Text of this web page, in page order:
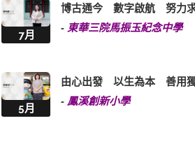
7月
博古通今 數字啟航 努力
- 東華三院馬振玉紀念中學
5月
由心出發 以生為本 善用
- 鳳溪創新小學